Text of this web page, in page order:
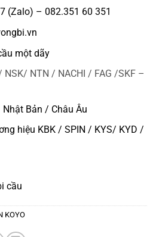
(Zalo) – 082.351 60 351
một dãy
NSK/ NTN / NACHI / FAG /SKF –
Bản / Châu Âu
hiệu KBK / SPIN / KYS/ KYD /
cầu
KOYO